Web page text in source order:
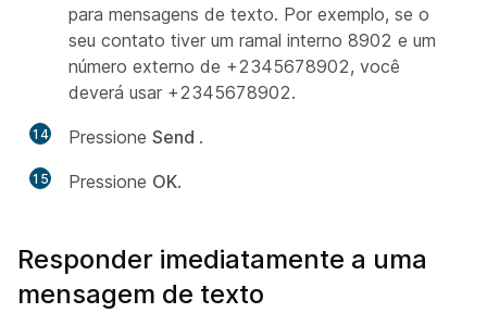
para mensagens de texto. Por exemplo, se o
seu contato tiver um ramal interno 8902 e um
número externo de +2345678902, você
deverá usar +2345678902.
14 Pressione Send .
15 Pressione OK.
Responder imediatamente a uma
mensagem de texto